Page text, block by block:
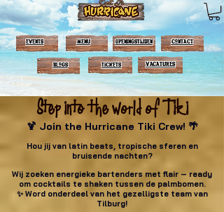
events menu OPENINGSTIJDEN contact
Blogs Tickets Vacatures
Step into the world of Tiki
🍹 Join the Hurricane Tiki Crew! 🌴
Hou jij van latin beats, tropische sferen en
bruisende nachten?
Wij zoeken energieke bartenders met flair – ready
om cocktails te shaken tussen de palmbomen.
✨ Word onderdeel van het gezelligste team van
Tilburg!